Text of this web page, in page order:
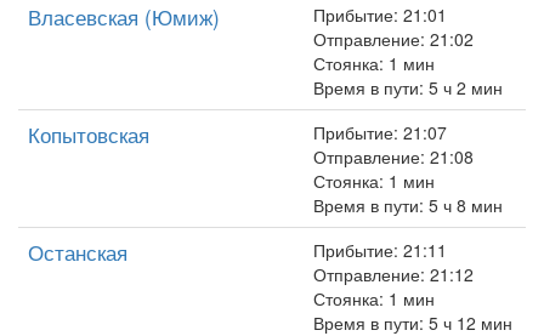
Власевская (Юмиж)
Прибытие: 21:01
Отправление: 21:02
Стоянка: 1 мин
Время в пути: 5 ч 2 мин
Копытовская
Прибытие: 21:07
Отправление: 21:08
Стоянка: 1 мин
Время в пути: 5 ч 8 мин
Останская
Прибытие: 21:11
Отправление: 21:12
Стоянка: 1 мин
Время в пути: 5 ч 12 мин